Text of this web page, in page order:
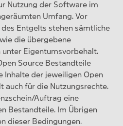
Nutzung der Software im
Umfang. Vor
Entgelts stehen sämtliche
die übergebene
Eigentumsvorbehalt.
Source Bestandteile
Inhalte der jeweiligen Open
auch für die Nutzungsrechte.
Auftrag eine
Bestandteile. Im Übrigen
dieser Bedingungen.